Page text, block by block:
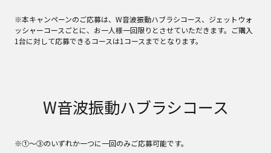
※本キャンペーンのご応募は、W音波振動ハブラシコース、ジェットウォ
ッシャーコースごとに、お一人様一回限りとさせていただきます。ご購入
1台に対して応募できるコースは1コースまでとなります。
W音波振動ハブラシコース
※①～③のいずれか一つに一回のみご応募可能です。